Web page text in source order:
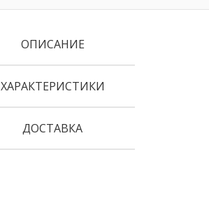
ОПИСАНИЕ
ХАРАКТЕРИСТИКИ
ДОСТАВКА